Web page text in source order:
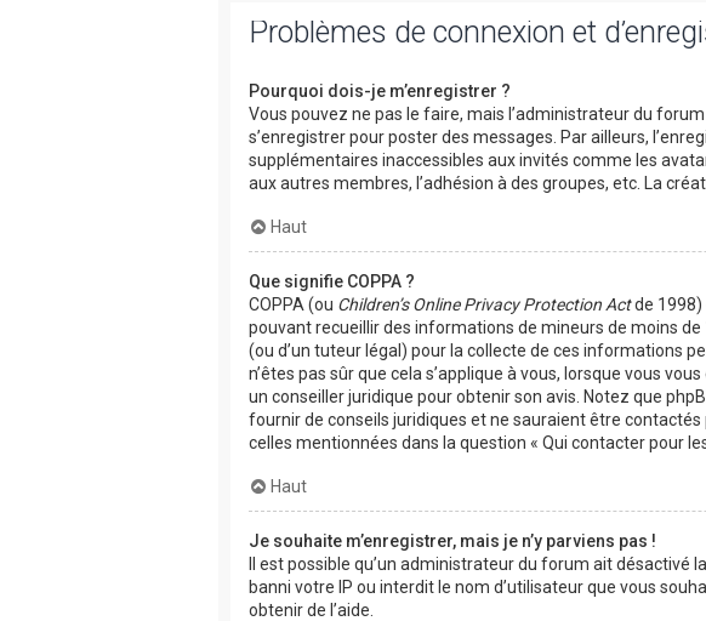
Problèmes de connexion et
Pourquoi dois-je m’enregistrer ?
Vous pouvez ne pas le faire, mais l’administrateur du
s’enregistrer pour poster des messages. Par ailleurs,
supplémentaires inaccessibles aux invités comme les
aux autres membres, l’adhésion à des groupes, etc. La
Haut
Que signifie COPPA ?
COPPA (ou Children’s Online Privacy Protection Actde 1998)
pouvant recueillir des informations de mineurs de moins
(ou d’un tuteur légal) pour la collecte de ces informations
n’êtes pas sûr que cela s’applique à vous, lorsque vous
un conseiller juridique pour obtenir son avis. Notez que
fournir de conseils juridiques et ne sauraient être
celles mentionnées dans la question « Qui contacter pour
Haut
Je souhaite m’enregistrer, mais je n’y parviens pas !
Il est possible qu’un administrateur du forum ait
banni votre IP ou interdit le nom d’utilisateur que vous
obtenir de l’aide.